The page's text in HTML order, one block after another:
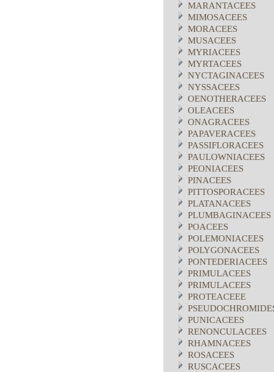
MARANTACEES
MIMOSACEES
MORACEES
MUSACEES
MYRIACEES
MYRTACEES
NYCTAGINACEES
NYSSACEES
OENOTHERACEES
OLEACEES
ONAGRACEES
PAPAVERACEES
PASSIFLORACEES
PAULOWNIACEES
PEONIACEES
PINACEES
PITTOSPORACEES
PLATANACEES
PLUMBAGINACEES
POACEES
POLEMONIACEES
POLYGONACEES
PONTEDERIACEES
PRIMULACEES
PRIMULACEES
PROTEACEEE
PUNICACEES
RENONCULACEES
RHAMNACEES
ROSACEES
RUSCACEES